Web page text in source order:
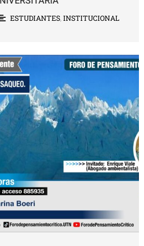
ESTUDIANTES, INSTITUCIONAL